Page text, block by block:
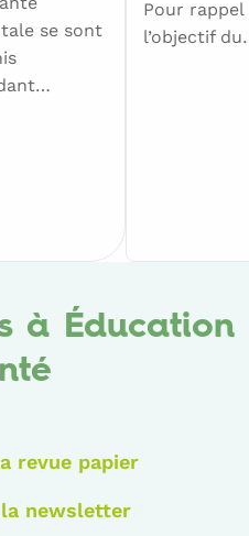
se sont
Pour rappel
l’objectif
à Éducation
revue papier
newsletter